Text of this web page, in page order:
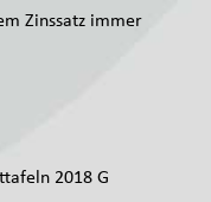
Zinssatz immer
2018 G